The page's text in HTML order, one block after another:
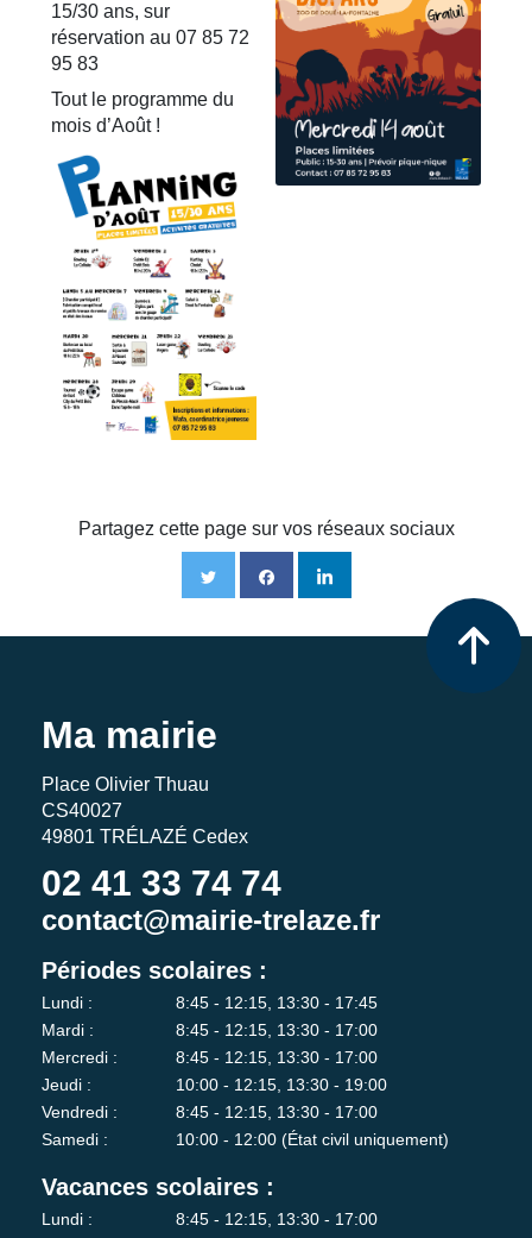
15/30 ans, sur
réservation au 07 85 72
95 83
Tout le programme du
mois d’Août !
Partagez cette page sur vos réseaux sociaux
Ma mairie
Place Olivier Thuau
CS40027
49801 TRÉLAZÉ Cedex
02 41 33 74 74
contact@mairie-trelaze.fr
Périodes scolaires :
Lundi :
8:45 - 12:15, 13:30 - 17:45
Mardi :
8:45 - 12:15, 13:30 - 17:00
Mercredi :
8:45 - 12:15, 13:30 - 17:00
Jeudi :
10:00 - 12:15, 13:30 - 19:00
Vendredi :
8:45 - 12:15, 13:30 - 17:00
Samedi :
10:00 - 12:00 (État civil uniquement)
Vacances scolaires :
Lundi : 8:45 - 12:15, 13:30 - 17:00